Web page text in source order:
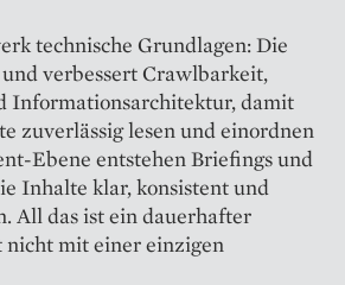
technische Grundlagen: Die
verbessert Crawlbarkeit,
Informationsarchitektur, damit
zuverlässig lesen und einordnen
Ebene entstehen Briefings und
Inhalte klar, konsistent und
All das ist ein dauerhafter
nicht mit einer einzigen